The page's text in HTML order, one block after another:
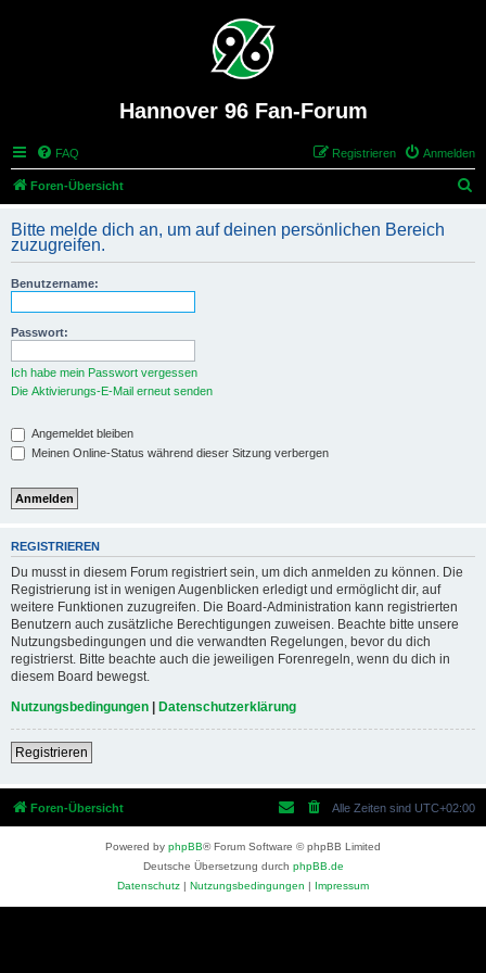
Hannover 96 Fan-Forum
FAQ Anmelden
Registrieren
Foren-Übersicht
h
Bitte melde dich an, um auf deinen persönlichen Bereich
zuzugreifen.
Benutzername:
Passwort:
Ich habe mein Passwort vergessen
Die Aktivierungs-E-Mail erneut senden
Angemeldet bleiben
Meinen Online-Status während dieser Sitzung verbergen
REGISTRIEREN
Du musst in diesem Forum registriert sein, um dich anmelden zu können. Die
Registrierung ist in wenigen Augenblicken erledigt und ermöglicht dir, auf
weitere Funktionen zuzugreifen. Die Board-Administration kann registrierten
Benutzern auch zusätzliche Berechtigungen zuweisen. Beachte bitte unsere
Nutzungsbedingungen und die verwandten Regelungen, bevor du dich
registrierst. Bitte beachte auch die jeweiligen Forenregeln, wenn du dich in
diesem Board bewegst.
Nutzungsbedingungen | Datenschutzerklärung
Registrieren
Foren-Übersicht Alle Zeiten sind UTC+02:00
Powered by phpBB® Forum Software © phpBB Limited
Deutsche Übersetzung durch phpBB.de
Datenschutz | Nutzungsbedingungen | Impressum